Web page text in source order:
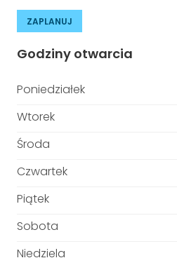
ZAPLANUJ
Godziny otwarcia
Poniedziałek
Wtorek
Środa
Czwartek
Piątek
Sobota
Niedziela